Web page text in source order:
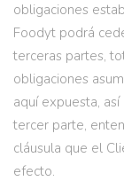
obligaciones
Foodyt podrá
terceras partes,
obligaciones
aquí expuesta,
tercer parte,
cláusula que el
efecto.